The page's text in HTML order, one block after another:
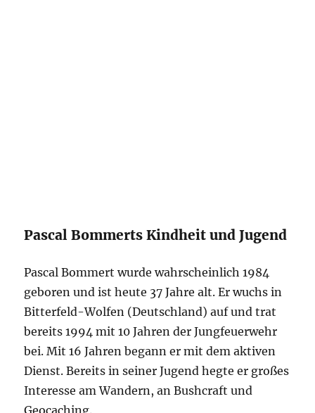
Pascal Bommerts Kindheit und Jugend
Pascal Bommert wurde wahrscheinlich 1984
geboren und ist heute 37 Jahre alt. Er wuchs in
Bitterfeld-Wolfen (Deutschland) auf und trat
bereits 1994 mit 10 Jahren der Jungfeuerwehr
bei. Mit 16 Jahren begann er mit dem aktiven
Dienst. Bereits in seiner Jugend hegte er großes
Interesse am Wandern, an Bushcraft und
Geocaching.